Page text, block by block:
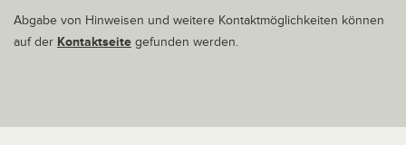
Abgabe von Hinweisen und weitere Kontaktmöglichkeiten können
auf der Kontaktseite gefunden werden.